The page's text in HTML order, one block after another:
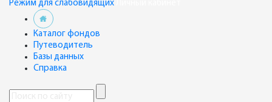
Режим для слабовидящих
Каталог фондов
Путеводитель
Базы данных
Справка